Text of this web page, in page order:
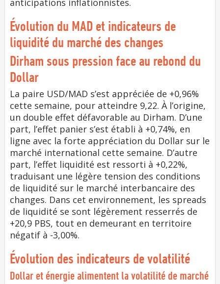
anticipations inflationnistes.
Évolution du MAD et indicateurs de
liquidité du marché des changes
Dirham sous pression face au rebond du
Dollar
La paire USD/MAD s’est appréciée de +0,96%
cette semaine, pour atteindre 9,22. À l’origine,
un double effet défavorable au Dirham. D’une
part, l’effet panier s’est établi à +0,74%, en
ligne avec la forte appréciation du Dollar sur le
marché international cette semaine. D’autre
part, l’effet liquidité est ressorti à +0,22%,
traduisant une légère tension des conditions
de liquidité sur le marché interbancaire des
changes. Dans cet environnement, les spreads
de liquidité se sont légèrement resserrés de
+20,9 PBS, tout en demeurant en territoire
négatif à -3,00%.
Évolution des indicateurs de volatilité
Dollar et énergie alimentent la volatilité de marché